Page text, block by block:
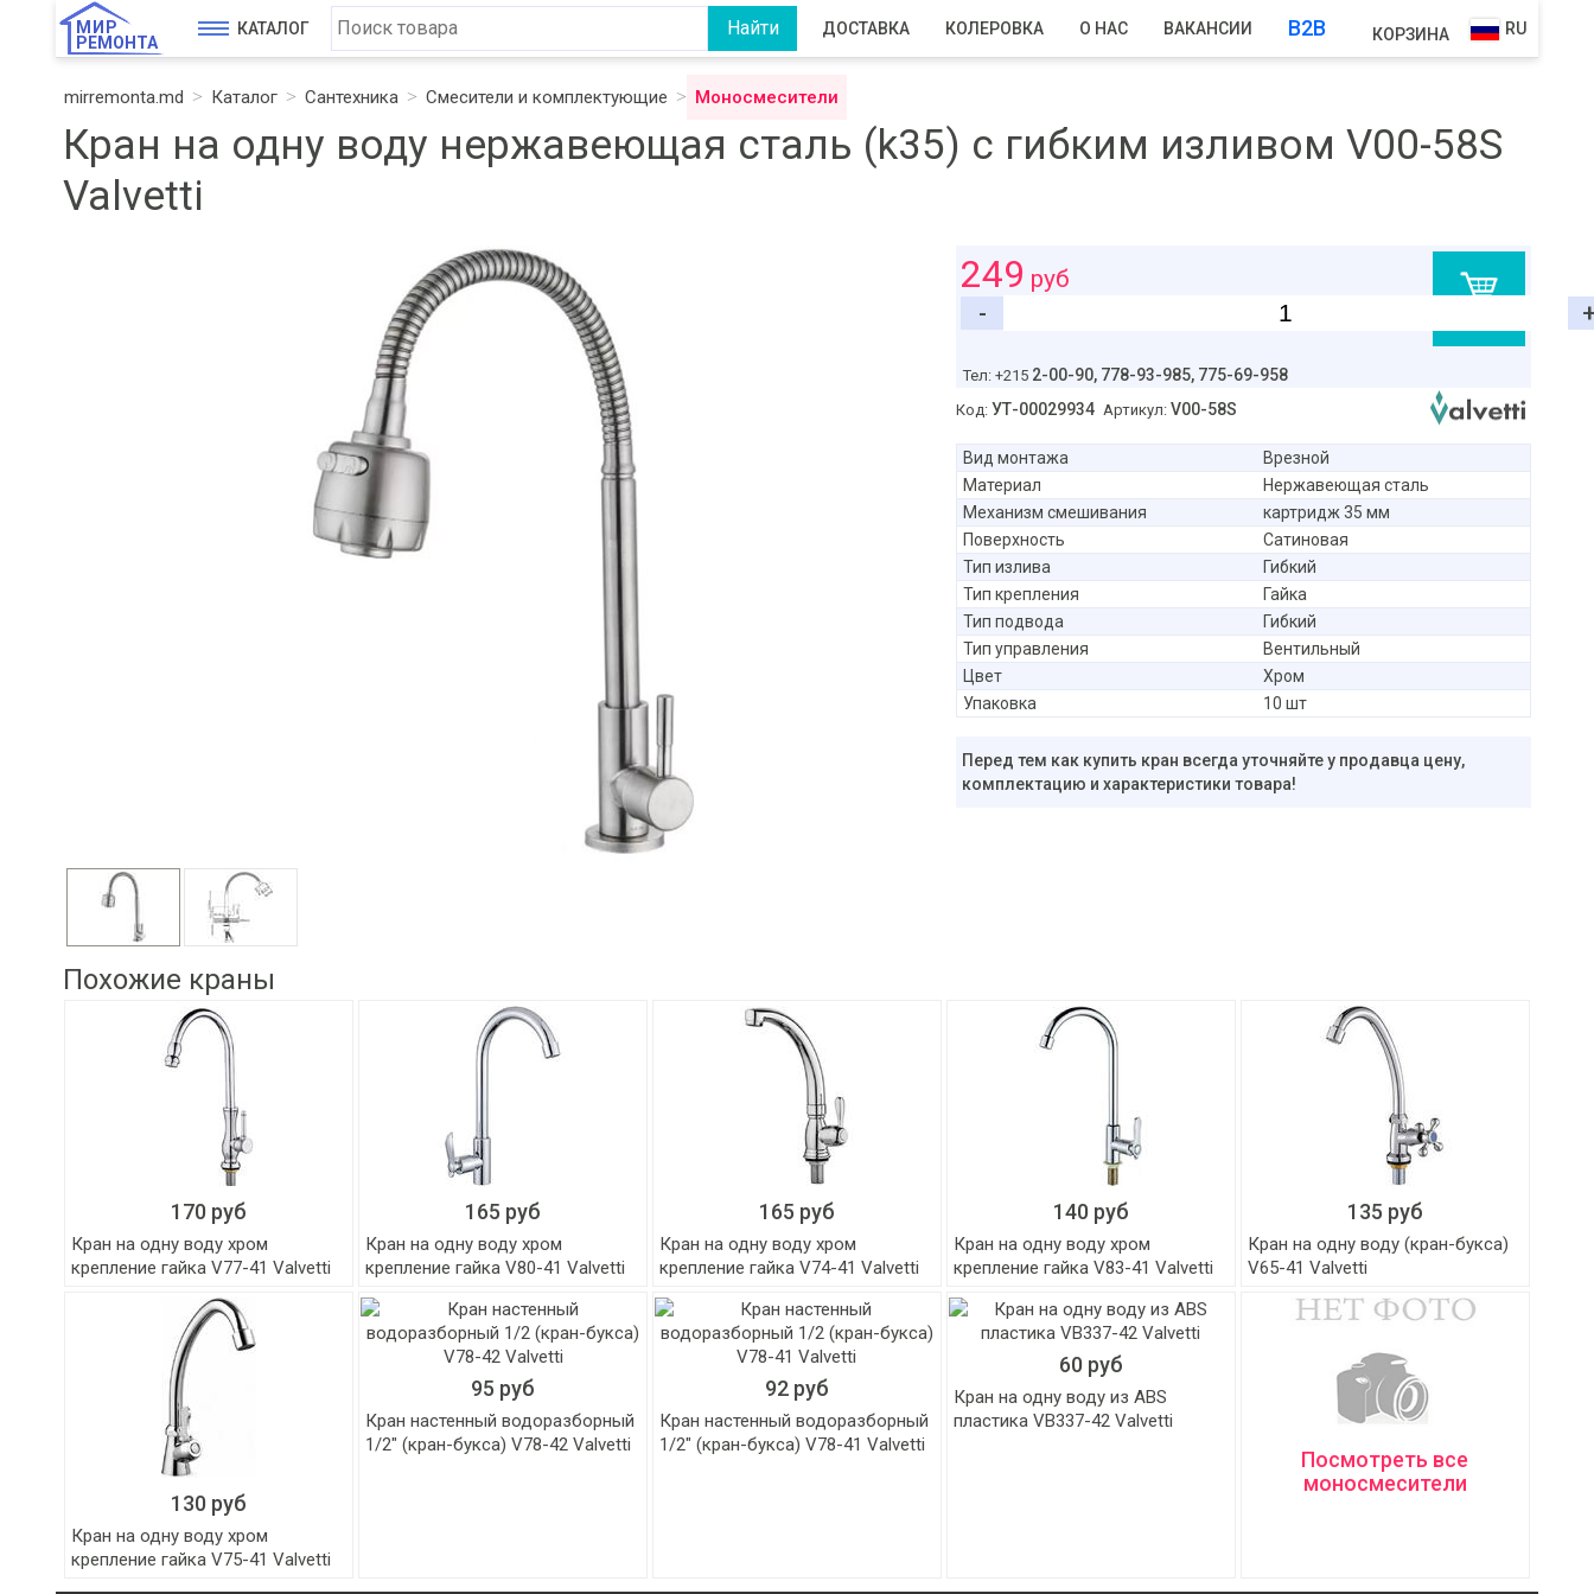
МИР
РЕМОНТА
КАТАЛОГ ДОСТАВКА КОЛЕРОВКА О НАС ВАКАНСИИ B2B КОРЗИНА RU
mirremonta.md Каталог Сантехника Смесители и комплектующие Моносмесители
Кран на одну воду нержавеющая сталь (k35) с гибким изливом V00-58S
Valvetti
249 руб
-
Тел: +215 2-00-90, 778-93-985, 775-69-958
Код: УТ-00029934 Артикул: V00-58S
Вид монтажа
Врезной
Материал
Нержавеющая сталь
Механизм смешивания
картридж 35 мм
Поверхность
Сатиновая
Тип излива
Гибкий
Тип крепления
Гайка
Тип подвода
Гибкий
Тип управления
Вентильный
Цвет
Хром
Упаковка
10 шт
Перед тем как купить кран всегда уточняйте у продавца цену,
комплектацию и характеристики товара!
Похожие краны
170 руб
Кран на одну воду хром
крепление гайка V77-41 Valvetti
165 руб
Кран на одну воду хром
крепление гайка V80-41 Valvetti
165 руб
Кран на одну воду хром
крепление гайка V74-41 Valvetti
140 руб
Кран на одну воду хром
крепление гайка V83-41 Valvetti
135 руб
Кран на одну воду (кран-букса)
V65-41 Valvetti
130 руб
Кран на одну воду хром
крепление гайка V75-41 Valvetti
95 руб
Кран настенный водоразборный
1/2" (кран-букса) V78-42 Valvetti
92 руб
Кран настенный водоразборный
1/2" (кран-букса) V78-41 Valvetti
60 руб
Кран на одну воду из ABS
пластика VB337-42 Valvetti
Посмотреть все
моносмесители